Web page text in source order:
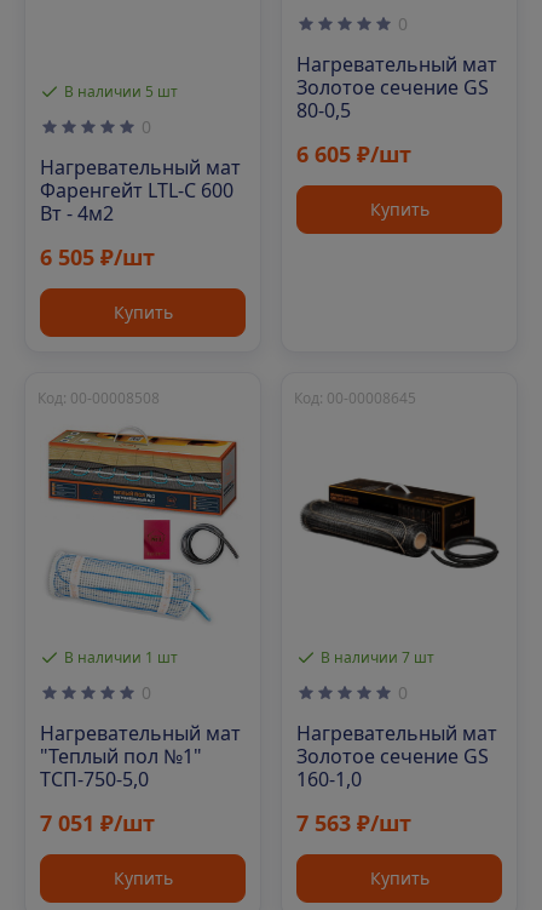
В наличии 5 шт
0
Нагревательный мат
Фаренгейт LTL-C 600
Вт - 4м2
6 505 ₽/шт
Купить
0
Нагревательный мат
Золотое сечение GS
80-0,5
6 605 ₽/шт
Купить
В наличии 1 шт
Код: 00-00008508
0
Нагревательный мат
"Теплый пол №1"
ТСП-750-5,0
7 051 ₽/шт
Купить
В наличии 7 шт
Код: 00-00008645
0
Нагревательный мат
Золотое сечение GS
160-1,0
7 563 ₽/шт
Купить